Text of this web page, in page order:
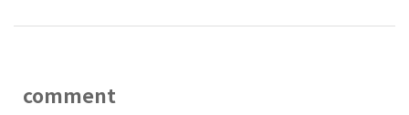
comment